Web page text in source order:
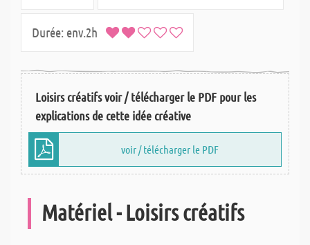
Durée: env.2h
Loisirs créatifs voir / télécharger le PDF pour les
explications de cette idée créative
voir / télécharger le PDF
Matériel - Loisirs créatifs